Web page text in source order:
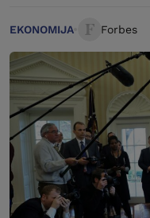
EKONOMIJA Forbes